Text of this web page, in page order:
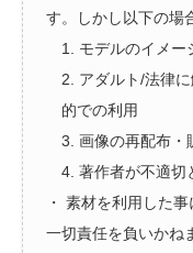
す。しかし以下の場
1. モデルのイメー
2. アダルト/法律
的での利用
3. 画像の再配布・
4. 著作者が不適切
・ 素材を利用した
一切責任を負いかね